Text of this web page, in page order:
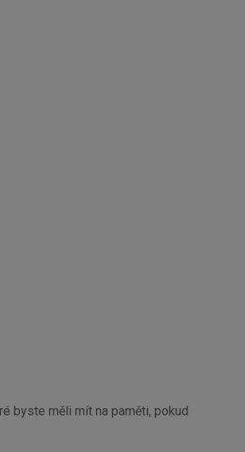
byste měli mít na paměti, pokud